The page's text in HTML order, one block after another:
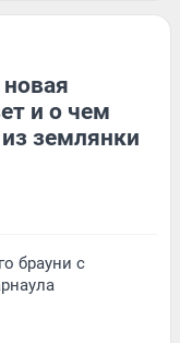
и о чем
землянки
брауни с